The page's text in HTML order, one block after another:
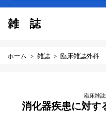
雑誌
ホーム 雑誌 臨床雑誌外科
臨床雑
消化器疾患に対す